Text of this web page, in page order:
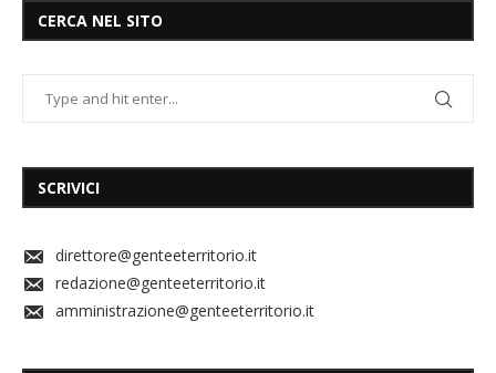
CERCA NEL SITO
SCRIVICI
direttore@genteeterritorio.it
redazione@genteeterritorio.it
amministrazione@genteeterritorio.it